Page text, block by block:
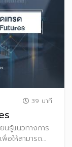
39 นาที
นรู้แนวทางการ
อให้สามารถ